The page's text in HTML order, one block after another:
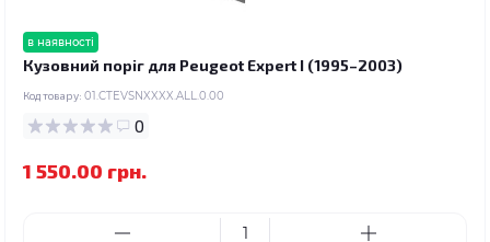
в наявності
Кузовний поріг для Peugeot Expert I (1995–2003)
Код товару: 01.CTEVSNXXXX.ALL.0.00
0
1 550.00 грн.